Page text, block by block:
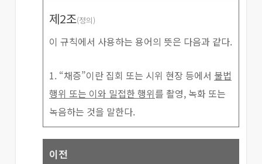
제2조(정의)
이 규칙에서 사용하는 용어의 뜻은 다음과 같다.
1. “채증”이란 집회 또는 시위 현장 등에서 불법
행위 또는 이와 밀접한 행위를 촬영, 녹화 또는
녹음하는 것을 말한다.
이전